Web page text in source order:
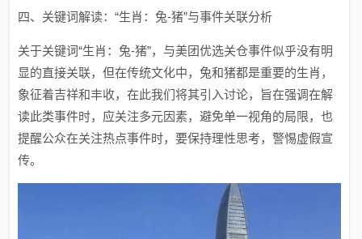
四、关键词解读：“生肖：兔-猪”与事件关联分析
关于关键词“生肖：兔-猪”，与美团优选关仓事件似乎没有明
显的直接关联，但在传统文化中，兔和猪都是重要的生肖，
象征着吉祥和丰收，在此我们将其引入讨论，旨在强调在解
读此类事件时，应关注多元因素，避免单一视角的局限，也
提醒公众在关注热点事件时，要保持理性思考，警惕虚假宣
传。